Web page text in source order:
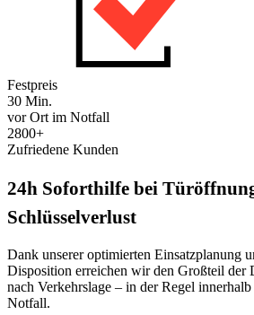
Festpreis
30 Min.
vor Ort im Notfall
2800+
Zufriedene Kunden
24h Soforthilfe bei
Schlüsselverlust
Dank unserer optimierten Einsatzplanung
Disposition erreichen wir den Großteil der
nach Verkehrslage – in der Regel
Notfall.